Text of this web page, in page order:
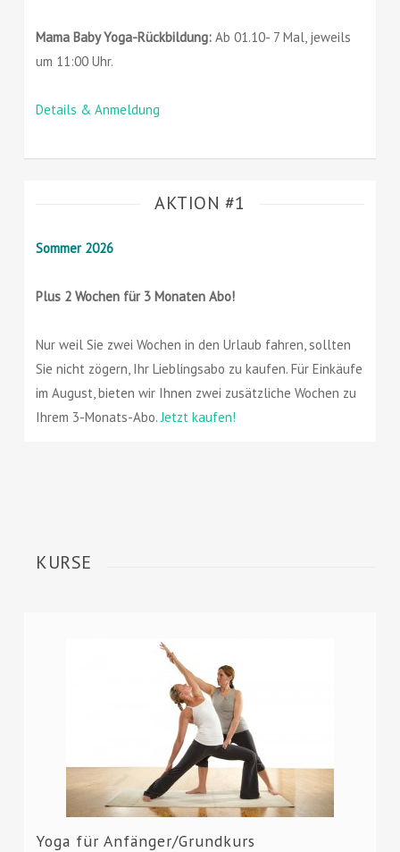
Mama Baby Yoga-Rückbildung: Ab 01.10- 7 Mal, jeweils
um 11:00 Uhr.
Details & Anmeldung
AKTION #1
Sommer 2026
Plus 2 Wochen für 3 Monaten Abo!
Nur weil Sie zwei Wochen in den Urlaub fahren, sollten
Sie nicht zögern, Ihr Lieblingsabo zu kaufen. Für Einkäufe
im August, bieten wir Ihnen zwei zusätzliche Wochen zu
Ihrem 3-Monats-Abo.Jetzt kaufen!
KURSE
Yoga für Anfänger/Grundkurs